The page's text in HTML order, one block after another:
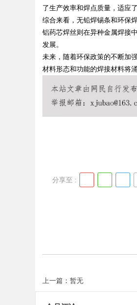
!
了生产效率和焊点质量，适应
综合来看，无铅焊锡条和环保
铝药芯焊丝则在异种金属焊接
发展。
未来，随着环保政策的不断加
材料形态和功能的焊接材料将
分享至 :
上一篇：暂无